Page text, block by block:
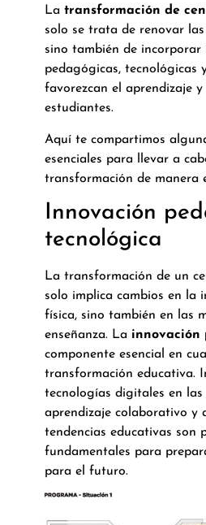
La transformación de
solo se trata de renovar
sino también de incorporar
pedagógicas, tecnológicas
favorezcan el aprendizaje
estudiantes.
Aquí te compartimos
esenciales para llevar a
transformación de manera
Innovación
tecnológica
La transformación de un
solo implica cambios en la
física, sino también en las
enseñanza. La innovación
componente esencial en
transformación educativa.
tecnologías digitales en las
aprendizaje colaborativo y
tendencias educativas son
fundamentales para
para el futuro.